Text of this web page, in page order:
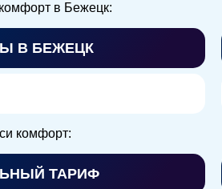
в Бежецк:
В БЕЖЕЦК
комфорт:
ТАРИФ